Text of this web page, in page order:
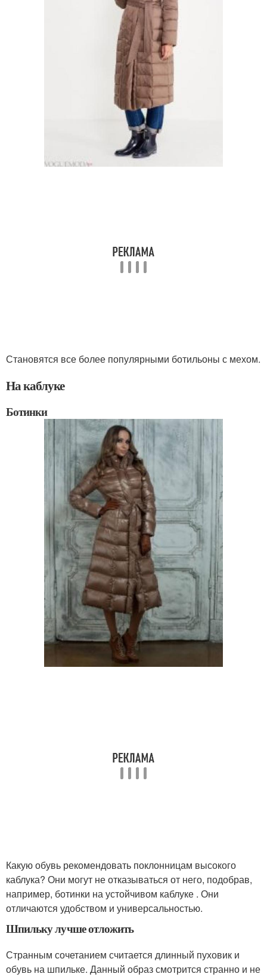
Становятся все более популярными ботильоны с мехом.
На каблуке
Ботинки
Какую обувь рекомендовать поклонницам высокого
каблука? Они могут не отказываться от него, подобрав,
например, ботинки на устойчивом каблуке . Они
отличаются удобством и универсальностью.
Шпильку лучше отложить
Странным сочетанием считается длинный пуховик и
обувь на шпильке. Данный образ смотрится странно и не